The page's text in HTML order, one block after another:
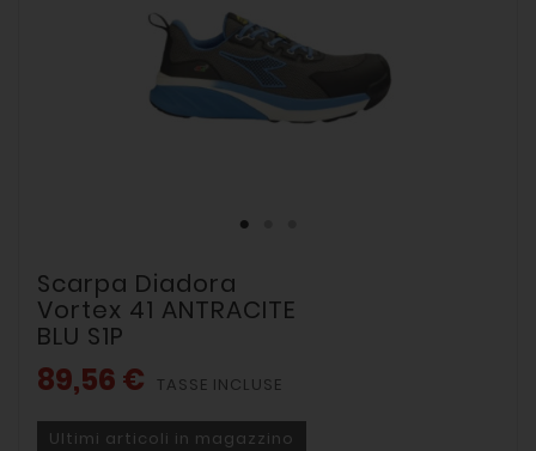
Scarpa Diadora
Vortex 41 ANTRACITE
BLU S1P
89,56 € TASSE INCLUSE
Ultimi articoli in magazzino